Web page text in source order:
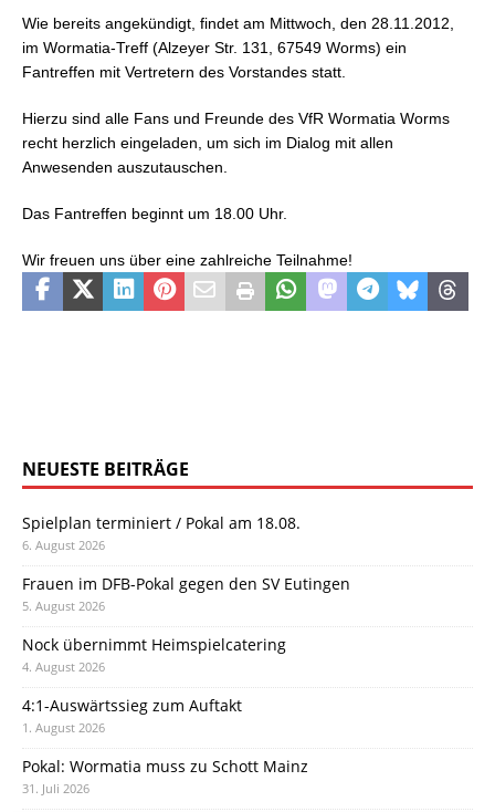
Wie bereits angekündigt, findet am Mittwoch, den 28.11.2012,
im Wormatia-Treff (Alzeyer Str. 131, 67549 Worms) ein
Fantreffen mit Vertretern des Vorstandes statt.
Hierzu sind alle Fans und Freunde des VfR Wormatia Worms
recht herzlich eingeladen, um sich im Dialog mit allen
Anwesenden auszutauschen.
Das Fantreffen beginnt um 18.00 Uhr.
Wir freuen uns über eine zahlreiche Teilnahme!
NEUESTE BEITRÄGE
Spielplan terminiert / Pokal am 18.08.
6. August 2026
Frauen im DFB-Pokal gegen den SV Eutingen
5. August 2026
Nock übernimmt Heimspielcatering
4. August 2026
4:1-Auswärtssieg zum Auftakt
1. August 2026
Pokal: Wormatia muss zu Schott Mainz
31. Juli 2026